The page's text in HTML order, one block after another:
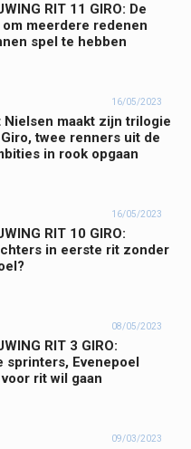
RIT 11 GIRO: De
meerdere redenen
spel te hebben
16/05/2023
Nielsen maakt zijn trilogie
twee renners uit de
in rook opgaan
16/05/2023
RIT 10 GIRO:
in eerste rit zonder
08/05/2023
RIT 3 GIRO:
sprinters, Evenepoel
rit wil gaan
09/03/2023